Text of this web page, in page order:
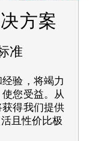
方案
准
验，将竭力
您受益。从
得我们提供
且性价比极